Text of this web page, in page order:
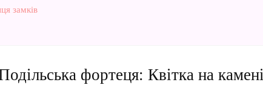
замків
фортеця: Квітка на камені